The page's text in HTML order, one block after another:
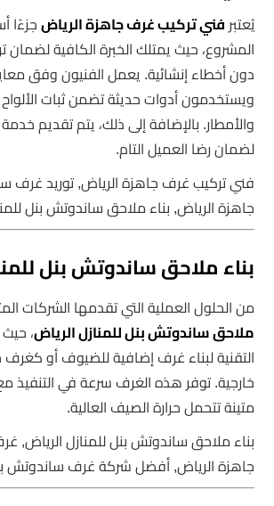
يُعتبرفني تركيب غرف جاهزة الرياضجزءًا
المشروع، حيث يمتلك الخبرة الكافية
دون أخطاء إنشائية. يعمل الفنيون وفق
ويستخدمون أدوات حديثة تضمن ثبات الألواح
والأمطار. بالإضافة إلى ذلك، يتم تقديم
لضمان رضا العميل التام.
فني تركيب غرف جاهزة الرياض, توريد غرف
جاهزة الرياض, بناء ملاحق ساندوتش بنل
بناء ملاحق ساندوتش بنل
من الحلول العملية التي تقدمها الشركات
ملاحق ساندوتش بنل للمنازل الرياض،
التقنية لبناء غرف إضافية للضيوف أو
خارجية. توفر هذه الغرف سرعة في التنفيذ
متينة تتحمل حرارة الصيف العالية.
بناء ملاحق ساندوتش بنل للمنازل الرياض,
جاهزة الرياض, أفضل شركة غرف ساندوتش